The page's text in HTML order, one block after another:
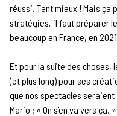
réussi. Tant mieux ! Mais ça
stratégies, il faut préparer
beaucoup en France, en
Et pour la suite des choses,
(et plus long) pour ses
que nos spectacles seraient
Mario : « On s’en va vers